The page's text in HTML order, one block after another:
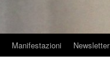
Manifestazioni Newsletter